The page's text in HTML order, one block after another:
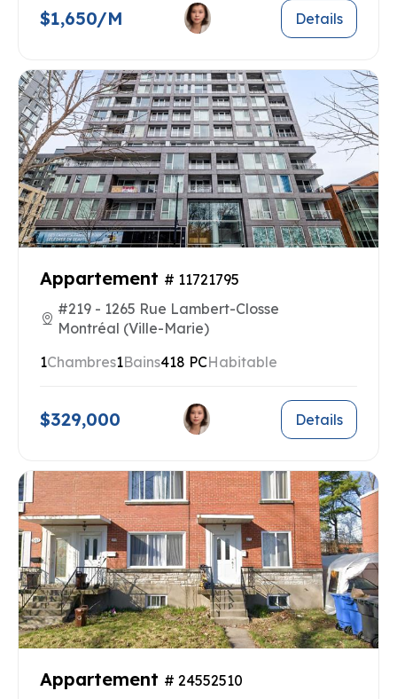
$1,650/M Details
Appartement # 11721795
#219 - 1265 Rue Lambert-Closse
Montréal (Ville-Marie)
1Chambres1Bains418 PCHabitable
$329,000 Details
Appartement # 24552510